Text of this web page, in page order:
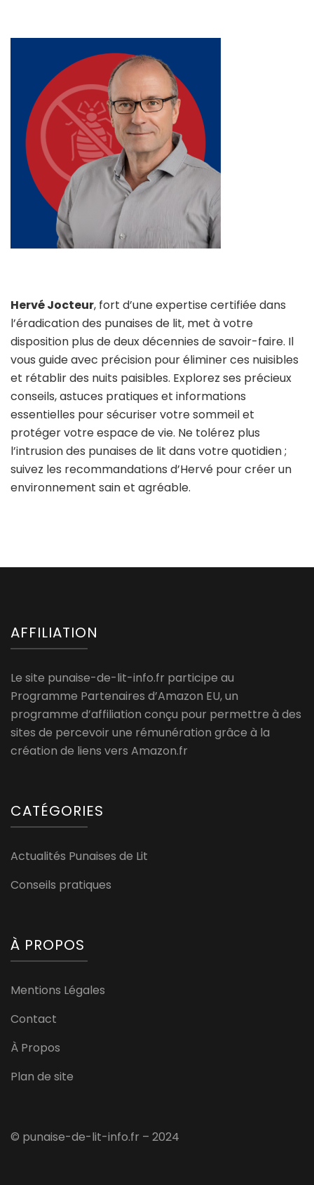
Hervé Jocteur, fort d’une expertise certifiée dans
l’éradication des punaises de lit, met à votre
disposition plus de deux décennies de savoir-faire. Il
vous guide avec précision pour éliminer ces nuisibles
et rétablir des nuits paisibles. Explorez ses précieux
conseils, astuces pratiques et informations
essentielles pour sécuriser votre sommeil et
protéger votre espace de vie. Ne tolérez plus
l’intrusion des punaises de lit dans votre quotidien ;
suivez les recommandations d’Hervé pour créer un
environnement sain et agréable.
AFFILIATION
Le site punaise-de-lit-info.fr participe au
Programme Partenaires d’Amazon EU, un
programme d’affiliation conçu pour permettre à des
sites de percevoir une rémunération grâce à la
création de liens vers Amazon.fr
CATÉGORIES
Actualités Punaises de Lit
Conseils pratiques
À PROPOS
Mentions Légales
Contact
À Propos
Plan de site
© punaise-de-lit-info.fr – 2024